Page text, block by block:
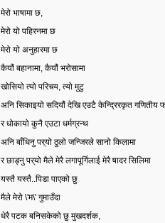
मेरो भाषामा छ,
मेरो यो पहिरनमा छ
मेरो यो अनुहारमा छ
कैयौं बहानामा, कैयौं भरोसामा
खोसियो त्यो परिचय, त्यो मुटु
अनि सिकाइयो सदियौं देखि एउटै केन्द्रिरकृत गणितीय
र धोकायो कुनै एउटा धर्मग्रन्थ
अनि बाँधिनु पर्यो ठुलो जन्जिरले सानो किलामा
र छाड्नु पर्यो मैले मेरै लगापूर्गिलाई मेरै षादर सिलिमा
यस्तै यस्तै..पिडा पाएको छु
मैले मेरो \'म\' गुमाउँदा
धेरै पटक बनिसकेको छु मुखदर्शक,